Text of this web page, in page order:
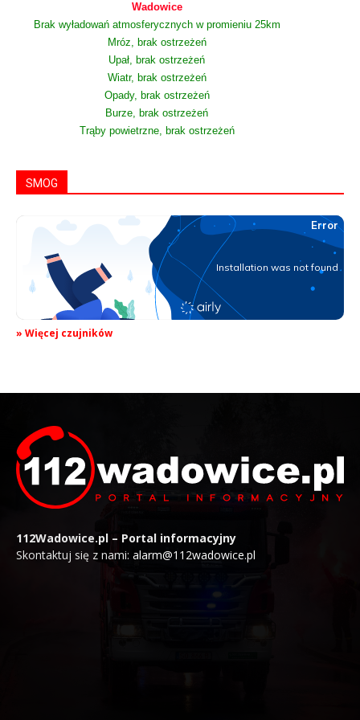
Wadowice
Brak wyładowań atmosferycznych w promieniu 25km
Mróz, brak ostrzeżeń
Upał, brak ostrzeżeń
Wiatr, brak ostrzeżeń
Opady, brak ostrzeżeń
Burze, brak ostrzeżeń
Trąby powietrzne, brak ostrzeżeń
SMOG
» Więcej czujników
112Wadowice.pl – Portal informacyjny
Skontaktuj się z nami: alarm@112wadowice.pl